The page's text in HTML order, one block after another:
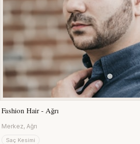
Fashion Hair - Ağrı
Merkez, Ağrı
Saç Kesimi